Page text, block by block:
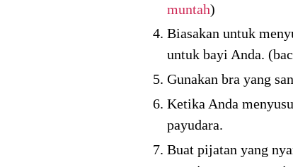
muntah)
Biasakan untuk
untuk bayi Anda.
Gunakan bra yang
Ketika Anda
payudara.
Buat pijatan yang